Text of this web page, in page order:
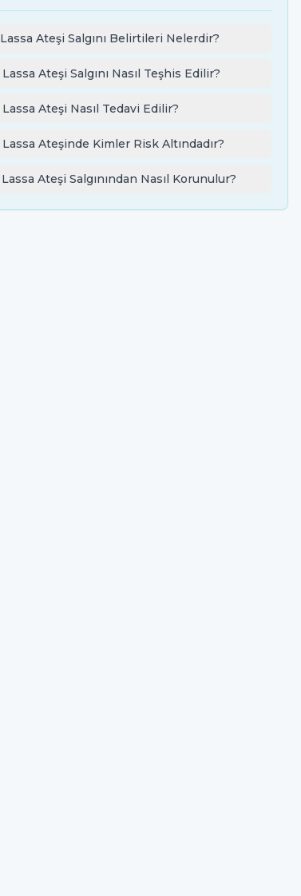
Lassa Ateşi Salgını Belirtileri Nelerdir?
Lassa Ateşi Salgını Nasıl Teşhis Edilir?
Lassa Ateşi Nasıl Tedavi Edilir?
Lassa Ateşinde Kimler Risk Altındadır?
Lassa Ateşi Salgınından Nasıl Korunulur?